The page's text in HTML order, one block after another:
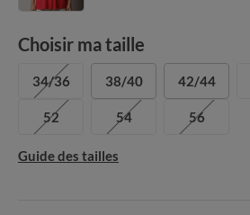
Choisir ma taille
34/36 38/40 42/44
52 54 56
Guide des tailles